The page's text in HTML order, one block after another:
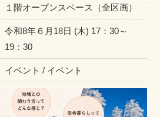
１階オープンスペース（全区画）
令和8年６月18日 (木) 17：30～
19：30
イベント / イベント